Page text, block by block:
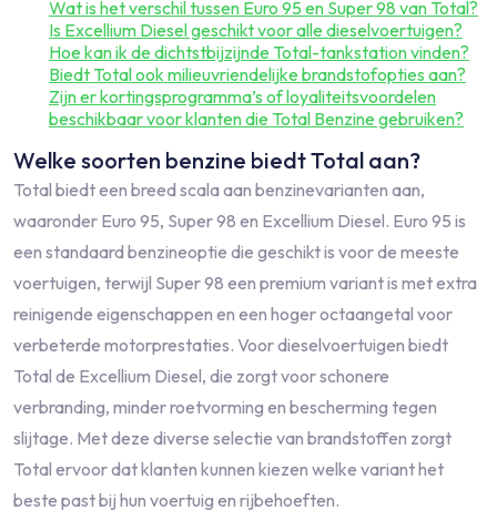
Wat is het verschil tussen Euro 95 en Super 98 van Total?
Is Excellium Diesel geschikt voor alle dieselvoertuigen?
Hoe kan ik de dichtstbijzijnde Total-tankstation vinden?
Biedt Total ook milieuvriendelijke brandstofopties aan?
Zijn er kortingsprogramma’s of loyaliteitsvoordelen
beschikbaar voor klanten die Total Benzine gebruiken?
Welke soorten benzine biedt Total aan?
Total biedt een breed scala aan benzinevarianten aan,
waaronder Euro 95, Super 98 en Excellium Diesel. Euro 95 is
een standaard benzineoptie die geschikt is voor de meeste
voertuigen, terwijl Super 98 een premium variant is met extra
reinigende eigenschappen en een hoger octaangetal voor
verbeterde motorprestaties. Voor dieselvoertuigen biedt
Total de Excellium Diesel, die zorgt voor schonere
verbranding, minder roetvorming en bescherming tegen
slijtage. Met deze diverse selectie van brandstoffen zorgt
Total ervoor dat klanten kunnen kiezen welke variant het
beste past bij hun voertuig en rijbehoeften.